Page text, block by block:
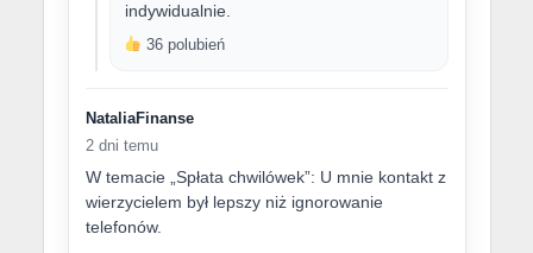
indywidualnie.
36 polubień
NataliaFinanse
2 dni temu
W temacie „Spłata chwilówek”: U mnie kontakt z
wierzycielem był lepszy niż ignorowanie
telefonów.